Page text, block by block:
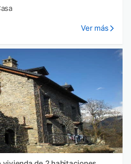
Ver más